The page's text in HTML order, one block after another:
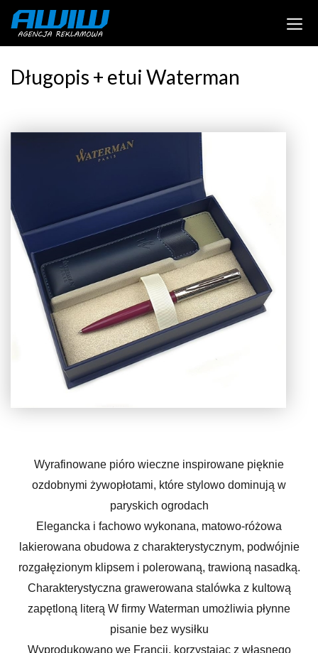
Długopis + etui Waterman
Wyrafinowane pióro wieczne inspirowane pięknie
ozdobnymi żywopłotami, które stylowo dominują w
paryskich ogrodach
Elegancka i fachowo wykonana, matowo-różowa
lakierowana obudowa z charakterystycznym, podwójnie
rozgałęzionym klipsem i polerowaną, trawioną nasadką.
Charakterystyczna grawerowana stalówka z kultową
zapętloną literą W firmy Waterman umożliwia płynne
pisanie bez wysiłku
Wyprodukowano we Francji, korzystając z własnego